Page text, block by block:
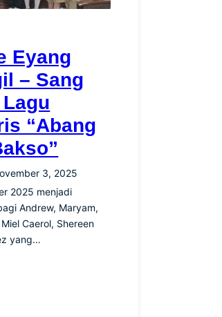
Eyang
– Sang
“Abang
3, 2025
2025 menjadi
Andrew, Maryam,
Caerol, Shereen
yang…